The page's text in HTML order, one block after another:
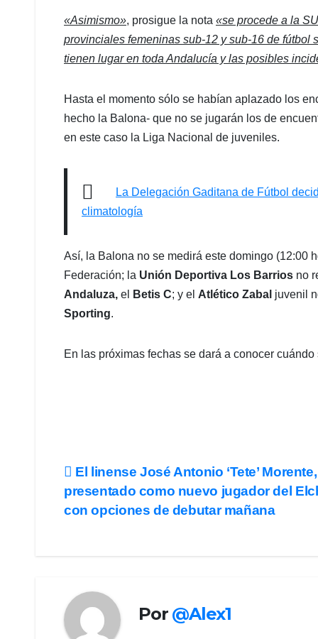
«Asimismo», prosigue la nota «se procede a la
provinciales femeninas sub-12 y sub-16 de fútbol
tienen lugar en toda Andalucía y las posibles
Hasta el momento sólo se habían aplazado los
hecho la Balona- que no se jugarán los de
en este caso la Liga Nacional de juveniles.
La Delegación Gaditana de Fútbol
climatología
Así, la Balona no se medirá este domingo (12:00
Federación; la Unión Deportiva Los Barrios no
Andaluza, el Betis C; y el Atlético Zabal juvenil
Sporting.
En las próximas fechas se dará a conocer
Navegación
de
El linense José Antonio ‘Tete’ Morente,
presentado como nuevo jugador del
con opciones de debutar mañana
Por @Alex1